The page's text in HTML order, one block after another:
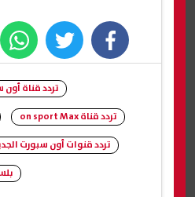
facebook
twitter
تردد قناة
تردد قناة on sport Max
تردد قنوات أون سبورت الجديد